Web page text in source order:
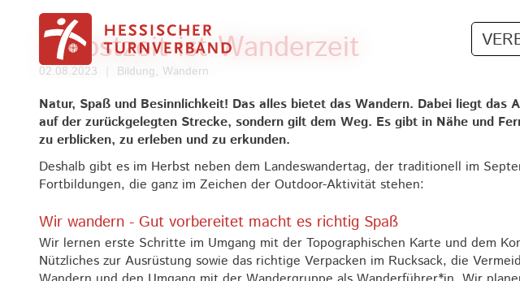
Herbstzeit ist Wanderzeit
02.08.2023 Bildung, Wandern
Natur, Spaß und Besinnlichkeit! Das alles bietet das Wandern. Dabei liegt das
auf der zurückgelegten Strecke, sondern gilt dem Weg. Es gibt in Nähe und
zu erblicken, zu erleben und zu erkunden.
Deshalb gibt es im Herbst neben dem Landeswandertag, der traditionell im
Fortbildungen, die ganz im Zeichen der Outdoor-Aktivität stehen:
Wir wandern - Gut vorbereitet macht es richtig Spaß
Wir lernen erste Schritte im Umgang mit der Topographischen Karte und dem
Nützliches zur Ausrüstung sowie das richtige Verpacken im Rucksack, die